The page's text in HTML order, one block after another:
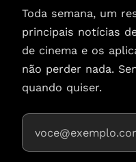
Toda semana, um
principais notícias
de cinema e os
não perder nada.
quando quiser.
Endereço de e-mail